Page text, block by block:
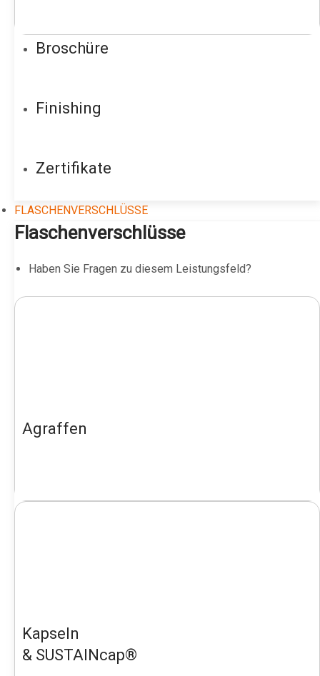
Broschüre
Finishing
Zertifikate
FLASCHENVERSCHLÜSSE
Flaschenverschlüsse
Haben Sie Fragen zu diesem Leistungsfeld?
Agraffen
Kapseln
& SUSTAINcap®